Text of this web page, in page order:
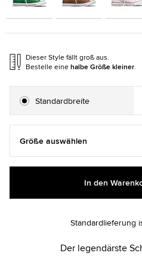
Dieser Style fällt groß aus.
Bestelle einehalbe Größe kleiner.
Standardbreite
Größe auswählen
Add
cart
Product
In den
Standardlieferung
Der legendärste